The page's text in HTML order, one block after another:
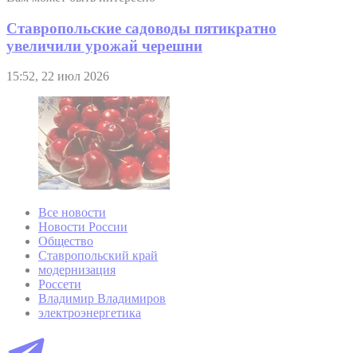
Ставропольские садоводы пятикратно
увеличили урожай черешни
15:52, 22 июл 2026
Все новости
Новости России
Общество
Ставропольский край
модернизация
Россети
Владимир Владимиров
электроэнергетика